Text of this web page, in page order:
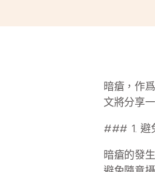
暗瘡，作
文將分享
### 1. 避
暗瘡的發